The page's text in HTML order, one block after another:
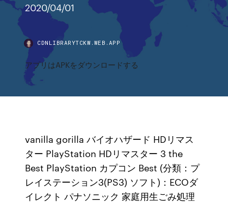
2020/04/01
CDNLIBRARYTCKW.WEB.APP
アプリはAPKをダウンロードする
vanilla gorilla バイオハザード HDリマス
ター PlayStation HDリマスター 3 the
Best PlayStation カプコン Best (分類：プ
レイステーション3(PS3) ソフト)：ECOダ
イレクト パナソニック 家庭用生ごみ処理